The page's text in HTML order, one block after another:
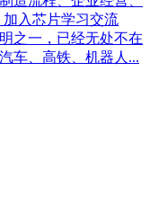
加入芯片学习交流
之一，已经无处不在
车、高铁、机器人...